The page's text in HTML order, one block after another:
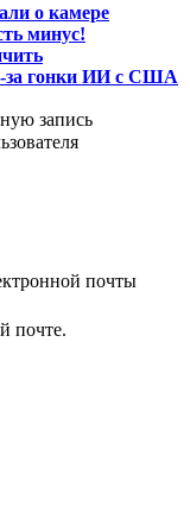
о камере
минус!
за гонки ИИ с США
запись
почты
почте.